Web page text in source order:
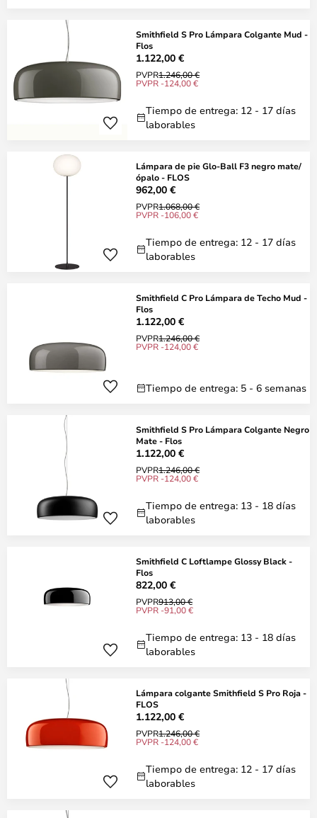
Smithfield S Pro Lámpara Colgante Mud -
Flos
1.122,00 €
PVPR1.246,00 €
PVPR -124,00 €
Tiempo de entrega: 12 - 17 días
laborables
Lámpara de pie Glo-Ball F3 negro mate/
ópalo - FLOS
962,00 €
PVPR1.068,00 €
PVPR -106,00 €
Tiempo de entrega: 12 - 17 días
laborables
Smithfield C Pro Lámpara de Techo Mud -
Flos
1.122,00 €
PVPR1.246,00 €
PVPR -124,00 €
Tiempo de entrega: 5 - 6 semanas
Smithfield S Pro Lámpara Colgante Negro
Mate - Flos
1.122,00 €
PVPR1.246,00 €
PVPR -124,00 €
Tiempo de entrega: 13 - 18 días
laborables
Smithfield C Loftlampe Glossy Black -
Flos
822,00 €
PVPR913,00 €
PVPR -91,00 €
Tiempo de entrega: 13 - 18 días
laborables
Lámpara colgante Smithfield S Pro Roja -
FLOS
1.122,00 €
PVPR1.246,00 €
PVPR -124,00 €
Tiempo de entrega: 12 - 17 días
laborables